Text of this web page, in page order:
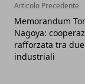
Articolo Precedente
Memorandum
Nagoya:
rafforzata tra
industriali